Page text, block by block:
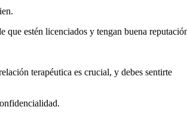
que estén licenciados y tengan buena
terapéutica es crucial, y debes sentirte